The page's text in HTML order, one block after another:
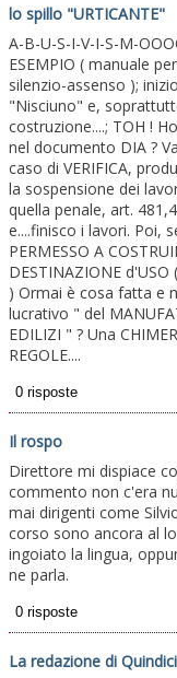
lo spillo "URTICANTE"
A-B-U-S-I-V-I-S-M-
ESEMPIO ( manuale
silenzio-assenso );
"Nisciuno" e,
costruzione....; TOH !
nel documento DIA ?
caso di VERIFICA,
la sospensione dei
quella penale, art.
e....finisco i lavori. Poi,
PERMESSO A
DESTINAZIONE
) Ormai è cosa fatta e
lucrativo " del
EDILIZI " ? Una
REGOLE....
Il rospo
Direttore mi dispiace
commento non c'era
mai dirigenti come
corso sono ancora al
ingoiato la lingua,
ne parla.
La redazione di Quindici